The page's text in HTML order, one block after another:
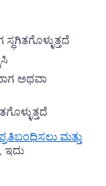
ಅಥವಾ
ಮತ್ತು
, ಇದು